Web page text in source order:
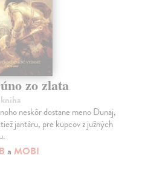
zo zlata
neskôr dostane meno Dunaj,
jantáru, pre kupcov z južných
a MOBI